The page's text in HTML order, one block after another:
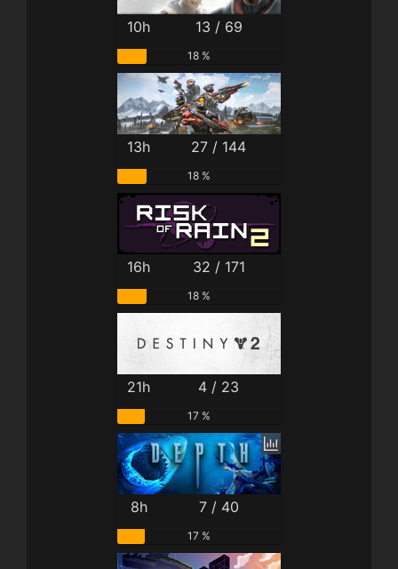
10h 13 / 69
18 %
13h 27 / 144
18 %
16h 32 / 171
18 %
21h 4 / 23
17 %
8h 7 / 40
17 %